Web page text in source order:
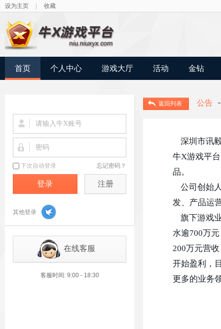
设为主页 收藏
首页 个人中心 游戏大厅 活动 金钻
注册
在线客服
客服时间: 9:00 - 18:30
返回列表 公告
牛X游戏平
品。
发、产品运
水逾700万
200万元营
开始盈利，
更多的业务